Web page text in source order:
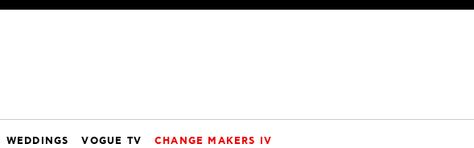
WEDDINGS VOGUE TV CHANGE MAKERS IV